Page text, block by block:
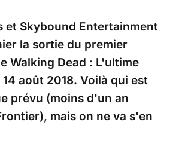
et Skybound Entertainment
la sortie du premier
Walking Dead : L'ultime
août 2018. Voilà qui est
prévu (moins d'un an
mais on ne va s'en